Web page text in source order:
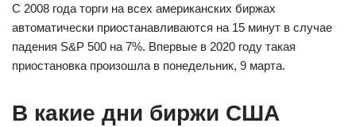
C 2008 года торги на всех американских биржах
автоматически приостанавливаются на 15 минут в случае
падения S&P 500 на 7%. Впервые в 2020 году такая
приостановка произошла в понедельник, 9 марта.
В какие дни биржи США